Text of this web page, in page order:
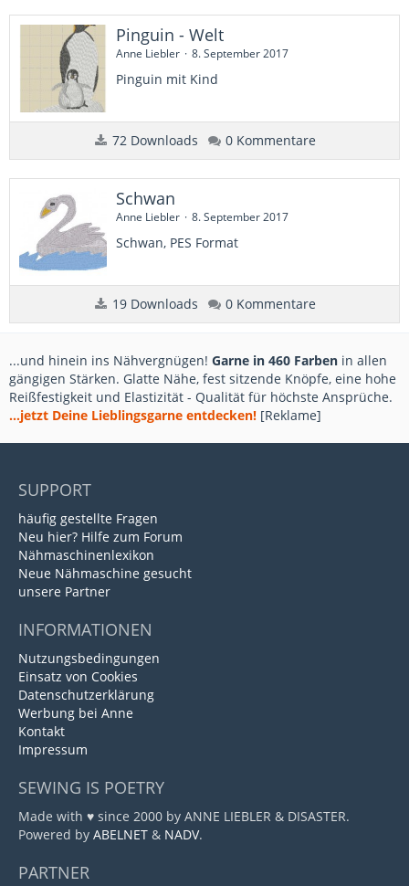
Pinguin - Welt
Anne Liebler 8. September 2017
Pinguin mit Kind
72 Downloads 0 Kommentare
Schwan
Anne Liebler 8. September 2017
Schwan, PES Format
19 Downloads 0 Kommentare
...und hinein ins Nähvergnügen! Garne in 460 Farben in allen
gängigen Stärken. Glatte Nähe, fest sitzende Knöpfe, eine hohe
Reißfestigkeit und Elastizität - Qualität für höchste Ansprüche.
...jetzt Deine Lieblingsgarne entdecken! [Reklame]
SUPPORT
häufig gestellte Fragen
Neu hier? Hilfe zum Forum
Nähmaschinenlexikon
Neue Nähmaschine gesucht
unsere Partner
INFORMATIONEN
Nutzungsbedingungen
Einsatz von Cookies
Datenschutzerklärung
Werbung bei Anne
Kontakt
Impressum
SEWING IS POETRY
Made with ♥ since 2000 by ANNE LIEBLER & DISASTER.
Powered by ABELNET & NADV.
PARTNER